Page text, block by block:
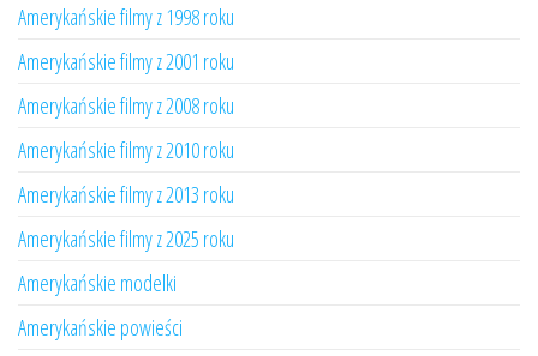
Amerykańskie filmy z 1998 roku
Amerykańskie filmy z 2001 roku
Amerykańskie filmy z 2008 roku
Amerykańskie filmy z 2010 roku
Amerykańskie filmy z 2013 roku
Amerykańskie filmy z 2025 roku
Amerykańskie modelki
Amerykańskie powieści